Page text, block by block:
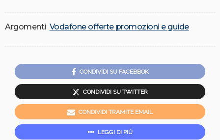
Argomenti Vodafone offerte promozioni e guide
CONDIVIDI SU FACEBBOK
CONDIVIDI SU TWITTER
CONDIVIDI TRAMITE EMAIL
LEGGI DI PIÙ